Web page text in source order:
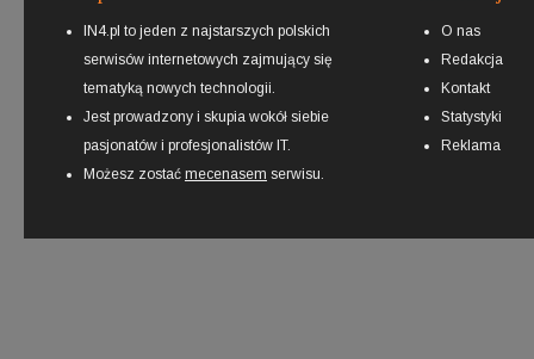
IN4.pl to jeden z najstarszych polskich
serwisów internetowych zajmujący się
tematyką nowych technologii.
Jest prowadzony i skupia wokół siebie
pasjonatów i profesjonalistów IT.
Możesz zostać mecenasem serwisu.
O nas
Redakcja
Kontakt
Statystyki
Reklama